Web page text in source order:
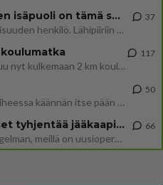
Tiesitkö? Martina Aitolehden isäpuoli on tämä suosittu laulaja
Martina Aitolehti on seurattu julkisuuden henkilö. Lähipiiriin mahtuu muitakin tunnettuja henkilöitä. Tiesitkö, että Ma
37
Hesarissa päivitellään lapset joutuu nyt kulkemaan 2 km kouluun jösses. Ruostefillarilla tuo matka menee vaikka miten äk
117
Mutta mies vain tuijottaa, siinä vaiheessa käännän itse pään pois. Mikä juttu? Yleensä jos joku tuijottaa tai katsoo, hä
50
Uusioperheen aikuiset lapset tyhjentää jääkaapin käydessään
Miten selvittäisitte seuraavan ongelman, meillä on uusioperhe, minulla teini-ikäiset lapset ja puolisolla aikuiset, jotk
66